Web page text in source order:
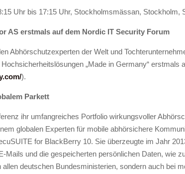
Uhr bis 17:15 Uhr, Stockholmsmässan, Stockholm,
AS erstmals auf dem Nordic IT Security Forum
Abhörschutzexperten der Welt und
„Made in Germany“
).
Parkett
ihr umfangreiches Portfolio wirkungsvoller
globalen Experten für mobile abhörsichere
for BlackBerry 10. Sie überzeugte im Jahr
Mails und die gespeicherten persönlichen Daten, wie
deutschen Bundesministerien, sondern auch bei